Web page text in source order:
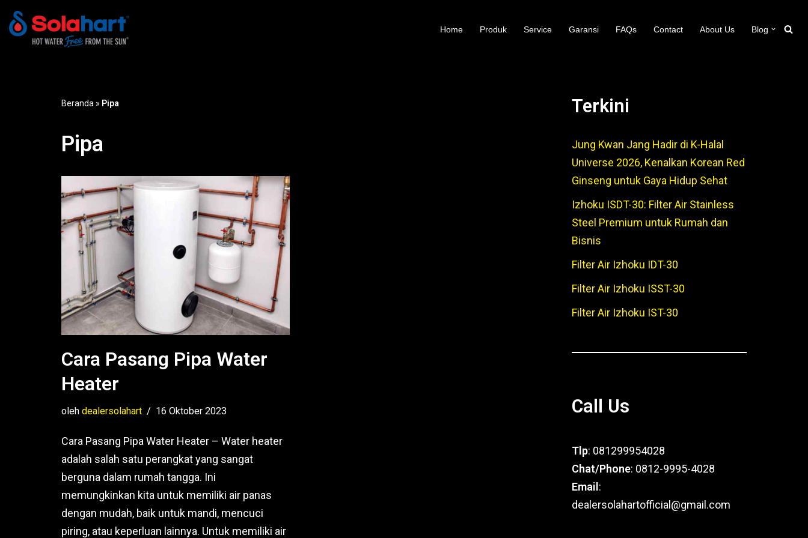
Lompat
Home Produk Service Garansi FAQs Contact About Us Blog
Beranda » Pipa
Pipa
Cara Pasang Pipa Water
Heater
oleh dealersolahart 16 Oktober 2023
Cara Pasang Pipa Water Heater – Water heater
adalah salah satu perangkat yang sangat
berguna dalam rumah tangga. Ini
memungkinkan kita untuk memiliki air panas
dengan mudah, baik untuk mandi, mencuci
piring, atau keperluan lainnya. Untuk memiliki air
Terkini
Jung Kwan Jang Hadir di K-Halal
Universe 2026, Kenalkan Korean Red
Ginseng untuk Gaya Hidup Sehat
Izhoku ISDT-30: Filter Air Stainless
Steel Premium untuk Rumah dan
Bisnis
Filter Air Izhoku IDT-30
Filter Air Izhoku ISST-30
Filter Air Izhoku IST-30
Call Us
Tlp: 081299954028
Chat/Phone: 0812-9995-4028
Email :
dealersolahartofficial@gmail.com